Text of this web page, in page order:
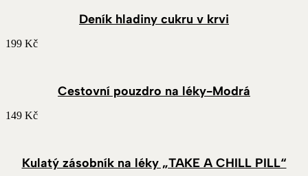
Deník hladiny cukru v krvi
199 Kč
Cestovní pouzdro na léky-Modrá
149 Kč
Kulatý zásobník na léky „TAKE A CHILL PILL“